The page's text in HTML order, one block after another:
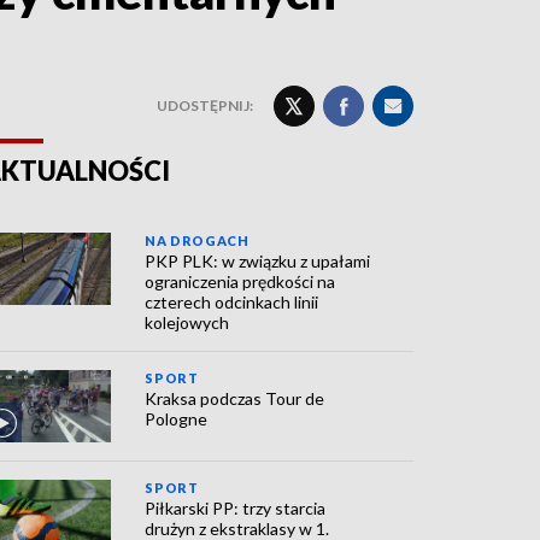
UDOSTĘPNIJ:
NA DROGACH
PKP PLK: w związku z upałami
ograniczenia prędkości na
czterech odcinkach linii
kolejowych
SPORT
Kraksa podczas Tour de
Pologne
SPORT
Piłkarski PP: trzy starcia
drużyn z ekstraklasy w 1.